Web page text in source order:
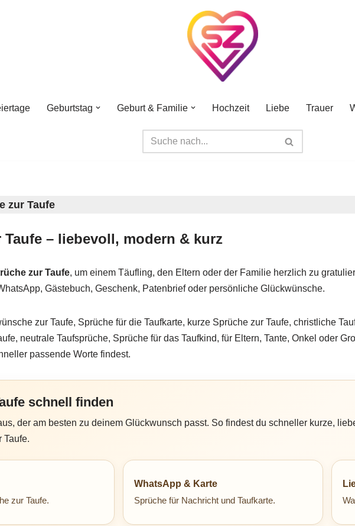
Geburtstag Geburt & Familie Hochzeit Liebe Trauer
zur Taufe
Taufe – liebevoll, modern & kurz
zur Taufe, um einem Täufling, den Eltern oder der Familie herzlich zu
Gästebuch, Geschenk, Patenbrief oder persönliche Glückwünsche.
zur Taufe, Sprüche für die Taufkarte, kurze Sprüche zur Taufe, christliche
neutrale Taufsprüche, Sprüche für das Taufkind, für Eltern, Tante, Onkel oder
passende Worte findest.
schnell finden
der am besten zu deinem Glückwunsch passt. So findest du schneller kurze,
Taufe.
zur Taufe.
WhatsApp & Karte
Sprüche für Nachricht und Taufkarte.